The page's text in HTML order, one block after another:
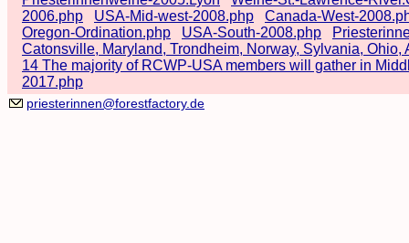
2006.php
USA-Mid-west-2008.php
Canada-West-
Oregon-Ordination.php
USA-South-2008.php
Catonsville, Maryland, Trondheim, Norway, Sylvania, Ohio,
14 The majority of RCWP-USA members will gather in
2017.php
priesterinnen@forestfactory.de